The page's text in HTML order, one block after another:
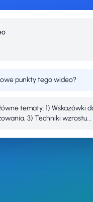
punkty tego wideo?
tematy: 1) Wskazówki
3) Techniki wzrostu...